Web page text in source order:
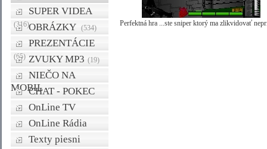
SUPER VIDEA
(316)OBRÁZKY (534)
PREZENTÁCIE
(65) ZVUKY MP3 (19)
NIEČO NA
MOBILCHAT - POKEC
OnLine TV
OnLine Rádia
Texty piesni
Perfektná hra ...ste sniper ktorý ma zlikvidovať